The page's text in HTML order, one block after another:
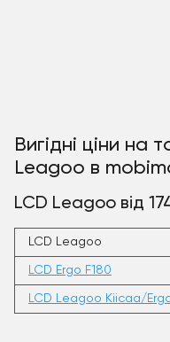
Вигідні ціни на
Leagoo в
LCD Leagoo від
LCD Leagoo
LCD Ergo F180
LCD Leagoo Kiicaa/